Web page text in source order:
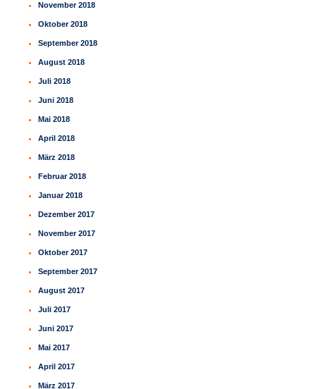
November 2018
Oktober 2018
September 2018
August 2018
Juli 2018
Juni 2018
Mai 2018
April 2018
März 2018
Februar 2018
Januar 2018
Dezember 2017
November 2017
Oktober 2017
September 2017
August 2017
Juli 2017
Juni 2017
Mai 2017
April 2017
März 2017